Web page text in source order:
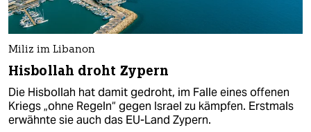
Miliz im Libanon
Hisbollah droht Zypern
Die Hisbollah hat damit gedroht, im Falle eines offenen
Kriegs „ohne Regeln“ gegen Israel zu kämpfen. Erstmals
erwähnte sie auch das EU-Land Zypern.